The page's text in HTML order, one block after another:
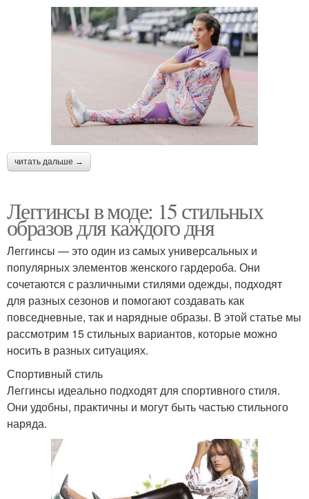
читать дальше →
Леггинсы в моде: 15 стильных
образов для каждого дня
Леггинсы — это один из самых универсальных и
популярных элементов женского гардероба. Они
сочетаются с различными стилями одежды, подходят
для разных сезонов и помогают создавать как
повседневные, так и нарядные образы. В этой статье мы
рассмотрим 15 стильных вариантов, которые можно
носить в разных ситуациях.
Спортивный стиль
Леггинсы идеально подходят для спортивного стиля.
Они удобны, практичны и могут быть частью стильного
наряда.